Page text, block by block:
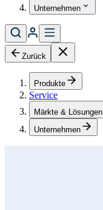
Unternehmen
Zurück
Produkte
Service
Märkte & Lösungen
Unternehmen